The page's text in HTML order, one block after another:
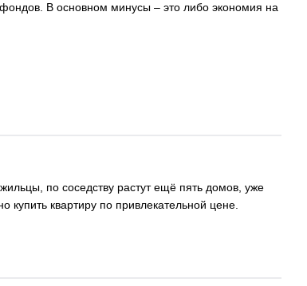
В основном минусы – это либо экономия на
по соседству растут ещё пять домов, уже
квартиру по привлекательной цене.